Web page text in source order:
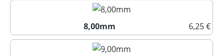
8,00mm
6,25 €
8,00mm